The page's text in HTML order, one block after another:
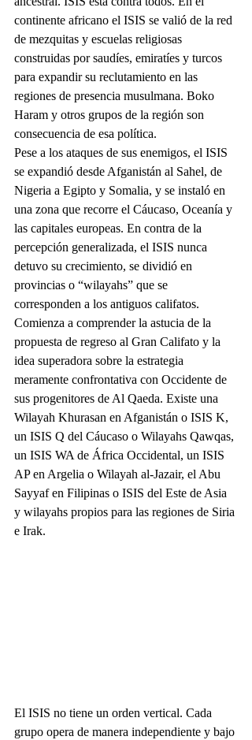
continente africano el ISIS se valió de la red
de mezquitas y escuelas religiosas
construidas por saudíes, emiratíes y turcos
para expandir su reclutamiento en las
regiones de presencia musulmana. Boko
Haram y otros grupos de la región son
consecuencia de esa política.
Pese a los ataques de sus enemigos, el ISIS
se expandió desde Afganistán al Sahel, de
Nigeria a Egipto y Somalia, y se instaló en
una zona que recorre el Cáucaso, Oceanía y
las capitales europeas. En contra de la
percepción generalizada, el ISIS nunca
detuvo su crecimiento, se dividió en
provincias o “wilayahs” que se
corresponden a los antiguos califatos.
Comienza a comprender la astucia de la
propuesta de regreso al Gran Califato y la
idea superadora sobre la estrategia
meramente confrontativa con Occidente de
sus progenitores de Al Qaeda. Existe una
Wilayah Khurasan en Afganistán o ISIS K,
un ISIS Q del Cáucaso o Wilayahs Qawqas,
un ISIS WA de África Occidental, un ISIS
AP en Argelia o Wilayah al-Jazair, el Abu
Sayyaf en Filipinas o ISIS del Este de Asia
y wilayahs propios para las regiones de Siria
e Irak.
El ISIS no tiene un orden vertical. Cada
grupo opera de manera independiente y bajo